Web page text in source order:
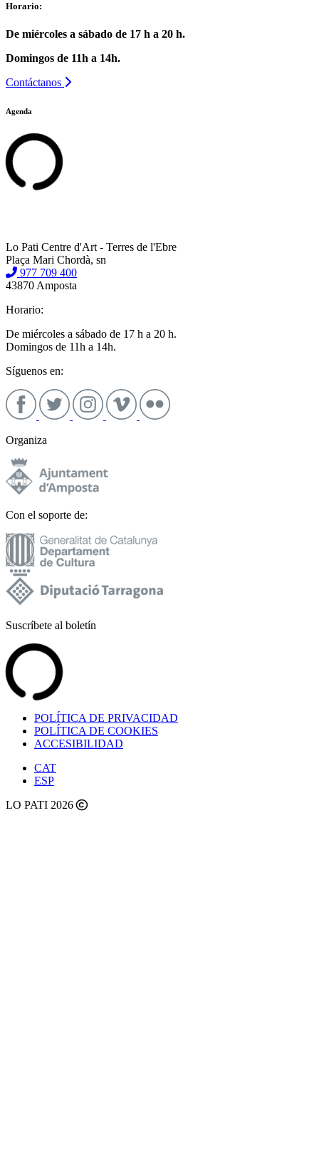
Horario:
De miércoles a sábado de 17 h a 20 h.
Domingos de 11h a 14h.
Contáctanos
Agenda
Lo Pati Centre d'Art - Terres de l'Ebre
Plaça Mari Chordà, sn
977 709 400
43870 Amposta
Horario:
De miércoles a sábado de 17 h a 20 h.
Domingos de 11h a 14h.
Síguenos en:
Organiza
Con el soporte de:
Suscríbete al boletín
POLÍTICA DE PRIVACIDAD
POLÍTICA DE COOKIES
ACCESIBILIDAD
CAT
ESP
LO PATI 2026